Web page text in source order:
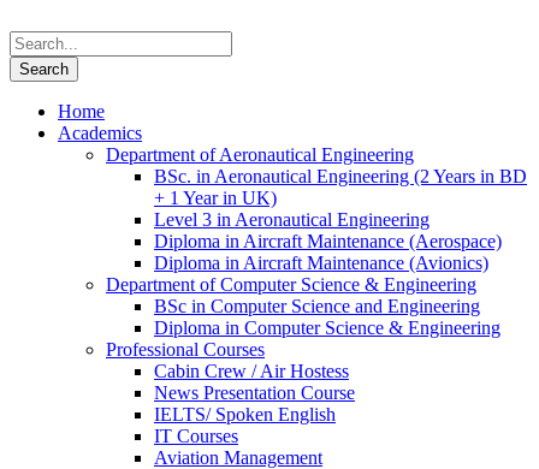
Home
Academics
Department of Aeronautical Engineering
BSc. in Aeronautical Engineering (2 Years in BD
+ 1 Year in UK)
Level 3 in Aeronautical Engineering
Diploma in Aircraft Maintenance (Aerospace)
Diploma in Aircraft Maintenance (Avionics)
Department of Computer Science & Engineering
BSc in Computer Science and Engineering
Diploma in Computer Science & Engineering
Professional Courses
Cabin Crew / Air Hostess
News Presentation Course
IELTS/ Spoken English
IT Courses
Aviation Management